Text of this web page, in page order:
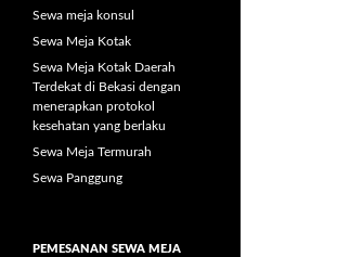
Sewa meja konsul
Sewa Meja Kotak
Sewa Meja Kotak Daerah
Terdekat di Bekasi dengan
menerapkan protokol
kesehatan yang berlaku
Sewa Meja Termurah
Sewa Panggung
PEMESANAN SEWA MEJA